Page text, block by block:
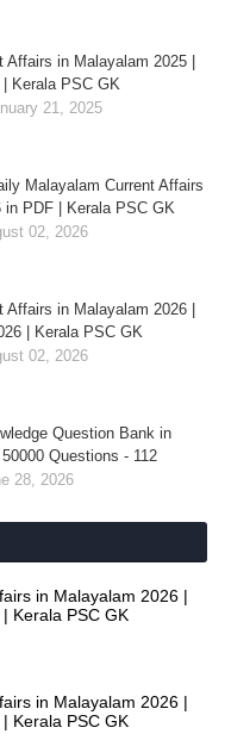
Affairs in Malayalam 2025 |
Kerala PSC GK
21, 2025
Malayalam Current Affairs
in PDF | Kerala PSC GK
02, 2026
Affairs in Malayalam 2026 |
| Kerala PSC GK
02, 2026
Question Bank in
Questions - 112
28, 2026
in Malayalam 2026 |
Kerala PSC GK
in Malayalam 2026 |
Kerala PSC GK